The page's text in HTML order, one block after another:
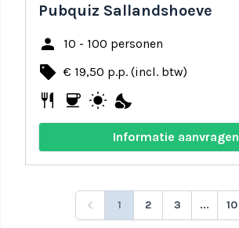
Pubquiz Sallandshoeve
person 10 - 100 personen
local_offer € 19,50 p.p. (incl. btw)
restaurant coffee wb_sunny nights_stay
Informatie aanvragen
1 2 3 ... 10